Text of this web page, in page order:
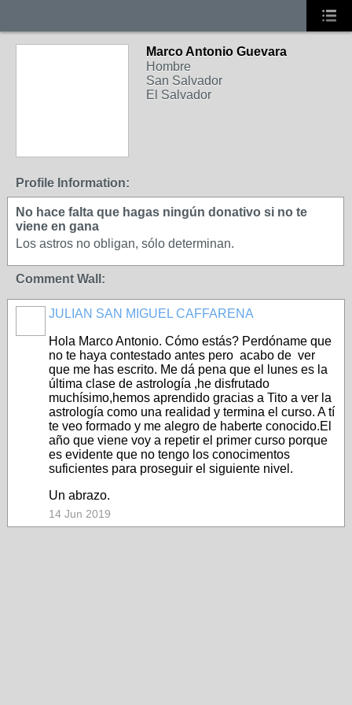
Marco Antonio Guevara
Hombre
San Salvador
El Salvador
Profile Information:
No hace falta que hagas ningún donativo si no te
viene en gana
Los astros no obligan, sólo determinan.
Comment Wall:
JULIAN SAN MIGUEL CAFFARENA
Hola Marco Antonio. Cómo estás? Perdóname que
no te haya contestado antes pero acabo de ver
que me has escrito. Me dá pena que el lunes es la
última clase de astrología ,he disfrutado
muchísimo,hemos aprendido gracias a Tito a ver la
astrología como una realidad y termina el curso. A tí
te veo formado y me alegro de haberte conocido.El
año que viene voy a repetir el primer curso porque
es evidente que no tengo los conocimentos
suficientes para proseguir el siguiente nivel.
Un abrazo.
14 Jun 2019